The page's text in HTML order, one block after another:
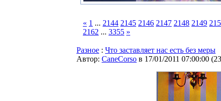
« 1 ... 2144 2145 2146 2147 2148 2149
2162 ... 3355 »
Разное : Что заставляет нас есть без меры
Автор: CaneCorso в 17/01/2011 07:00:00 (